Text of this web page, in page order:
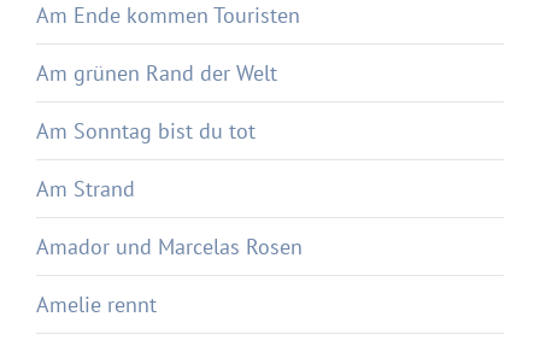
Am Ende kommen Touristen
Am grünen Rand der Welt
Am Sonntag bist du tot
Am Strand
Amador und Marcelas Rosen
Amelie rennt